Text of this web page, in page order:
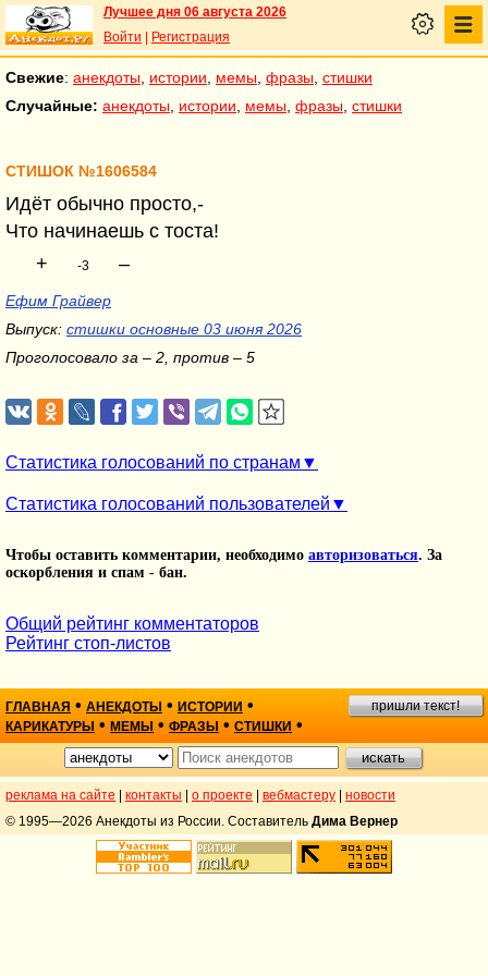
Лучшее дня 06 августа 2026
Войти
Регистрация
Свежие: анекдоты истории мемы фразы стишки
Случайные: анекдоты истории мемы фразы стишки
СТИШОК №1606584
Идёт обычно просто,-
Что начинаешь с тоста!
+
-3 –
Ефим Грайвер
Выпуск: стишки основные 03 июня 2026
Проголосовало за – 2, против – 5
Статистика голосований по странам
Статистика голосований пользователей
Чтобы оставить комментарии, необходимо авторизоваться. За
оскорбления и спам - бан.
Общий рейтинг комментаторов
Рейтинг стоп-листов
ГЛАВНАЯ • АНЕКДОТЫ • ИСТОРИИ •
КАРИКАТУРЫ • МЕМЫ • ФРАЗЫ • СТИШКИ •
пришли текст!
реклама на сайте контакты о проекте вебмастеру
новости
© 1995—2026 Анекдоты из России. Составитель Дима Вернер